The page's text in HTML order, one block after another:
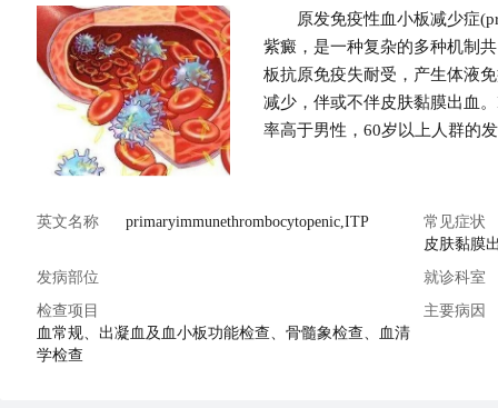
原发免疫性血小板减少症
紫癜，是一种复杂的多种机制
板抗原免疫失耐受，产生体液
减少，伴或不伴皮肤黏膜出血
率高于男性，60岁以上人群的
英文名称 primaryimmunethrombocytopenic,ITP
常见症状
皮肤黏膜
发病部位
就诊科室
检查项目
血常规、出凝血及血小板功能检查、骨髓象检查、血清
学检查
主要病因